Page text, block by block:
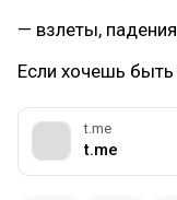
— взлеты,
Если хочешь быть
t.me
t.me